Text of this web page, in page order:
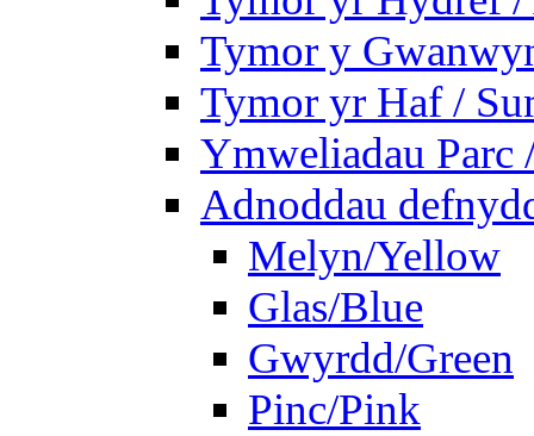
Tymor y
Tymor yr Haf /
Ymweliadau Parc
Adnoddau
Melyn/Yellow
Glas/Blue
Gwyrdd/Green
Pinc/Pink